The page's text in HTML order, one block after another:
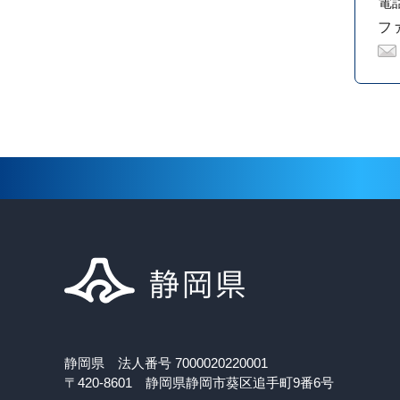
フ
静岡県 法人番号 7000020220001
〒420-8601 静岡県静岡市葵区追手町9番6号